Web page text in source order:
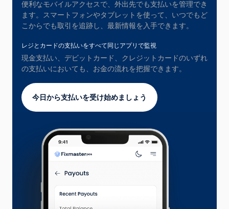
便利なモバイルアクセスで、外出先でも支払いを管理でき
ます。スマートフォンやタブレットを使って、いつでもど
こからでも取引を追跡し、最新情報を入手できます。
レジとカードの支払いをすべて同じアプリで監視
現金支払い、デビットカード、クレジットカードのいずれ
の支払いにおいても、お金の流れを把握できます。
今日から支払いを受け始めましょう